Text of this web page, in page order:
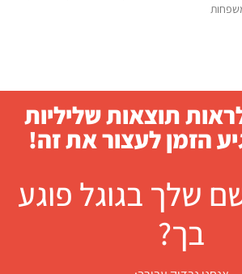
תוצאות שליליות
הזמן לעצור את זה!
שלך בגוגל פוגע
בך?